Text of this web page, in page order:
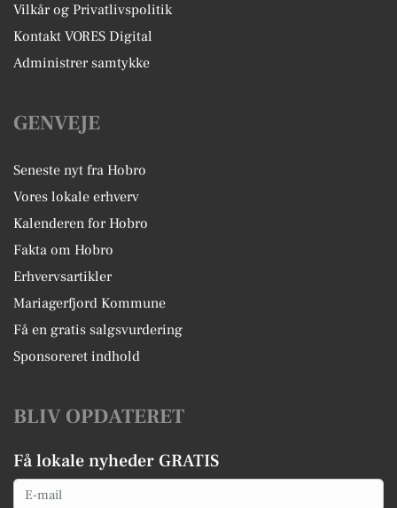
Vilkår og Privatlivspolitik
Kontakt VORES Digital
Administrer samtykke
GENVEJE
Seneste nyt fra Hobro
Vores lokale erhverv
Kalenderen for Hobro
Fakta om Hobro
Erhvervsartikler
Mariagerfjord Kommune
Få en gratis salgsvurdering
Sponsoreret indhold
BLIV OPDATERET
Få lokale nyheder GRATIS
Email